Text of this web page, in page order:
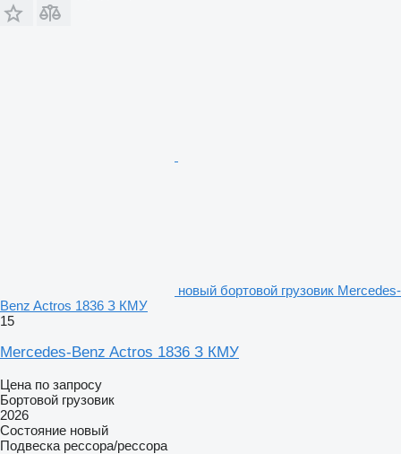
новый бортовой грузовик Mercedes-
Benz Actros 1836 З КМУ
15
Mercedes-Benz Actros 1836 З КМУ
Цена по запросу
Бортовой грузовик
2026
Состояние новый
Подвеска рессора/рессора